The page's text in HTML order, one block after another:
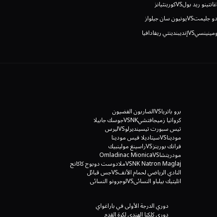
ريد بولVSكورينثيانز
جليمتVSيونيون سان جيلواز
VSإنديبندينتي ريفادافيا
برو باترياVSالضاربون الفضيون
كرواتيا زميجافتشيNK VSجوسك جابيلا
تيس سبورت تيسينديرلوVSليرس
موديناVSسيتاديلا فيس مودينا
فرانك بورينزVSراسينغ مولينبيك
مودريتشاVS
Omladinac Mionica
NK Natron Maglaj
VSملادوست دوبوج كاكانج
النادي الرياضي لحمام الأنفVSجس قبائل
اتليتيك بيلباو النسائيVSلوجرونو النسائي
VSسامبدوريا
دوري الدرجة الأولى في باراغواي